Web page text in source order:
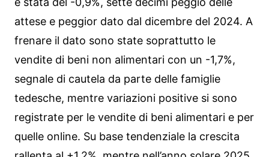
attese e peggior dato dal dicembre del 2024. A
frenare il dato sono state soprattutto le
vendite di beni non alimentari con un -1,7%,
segnale di cautela da parte delle famiglie
tedesche, mentre variazioni positive si sono
registrate per le vendite di beni alimentari e per
quelle online. Su base tendenziale la crescita